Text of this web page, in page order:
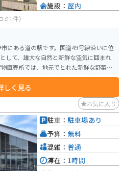
ミ1件）
にある道の駅です。国道49号線沿いに位
して、雄大な自然と新鮮な空気に囲まれ
ある「ヤスダヨーグルト」や「笹だん
多く販売されています。また、レストラン
や、手打ちそばなどが楽しめます。 バ
駐車場が完備されているので安心です。
奥只見シルバーラインなど、景観の美し
り、ツーリングの拠点としても最適で
りと休憩できる場所です。ドライブやツ
ください。
しく見る
施設： 屋内
お気に入り
駐車： 駐車場あり
予算： 無料
混雑： 普通
滞在： 1時間